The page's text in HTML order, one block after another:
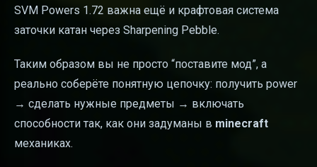
SVM Powers 1.72 важна ещё и крафтовая система
заточки катан через Sharpening Pebble.
Таким образом вы не просто “поставите мод”, а
реально соберёте понятную цепочку: получить power
→ сделать нужные предметы → включать
способности так, как они задуманы в minecraft
механиках.